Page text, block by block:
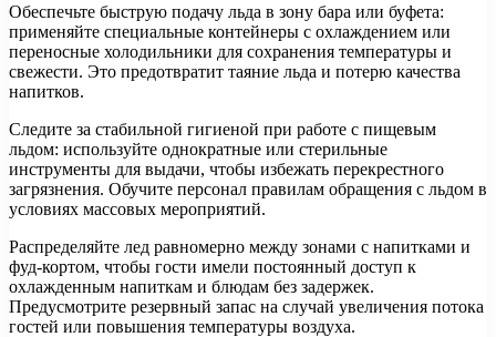
Обеспечьте быструю подачу льда в зону бара или буфета:
применяйте специальные контейнеры с охлаждением или
переносные холодильники для сохранения температуры и
свежести. Это предотвратит таяние льда и потерю качества
напитков.
Следите за стабильной гигиеной при работе с пищевым
льдом: используйте однократные или стерильные
инструменты для выдачи, чтобы избежать перекрестного
загрязнения. Обучите персонал правилам обращения с льдом в
условиях массовых мероприятий.
Распределяйте лед равномерно между зонами с напитками и
фуд-кортом, чтобы гости имели постоянный доступ к
охлажденным напиткам и блюдам без задержек.
Предусмотрите резервный запас на случай увеличения потока
гостей или повышения температуры воздуха.